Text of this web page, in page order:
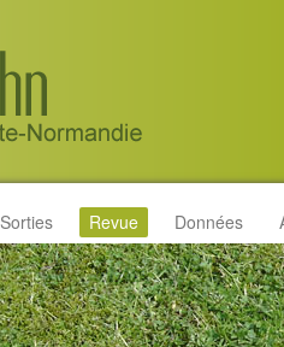
Sorties Revue Données